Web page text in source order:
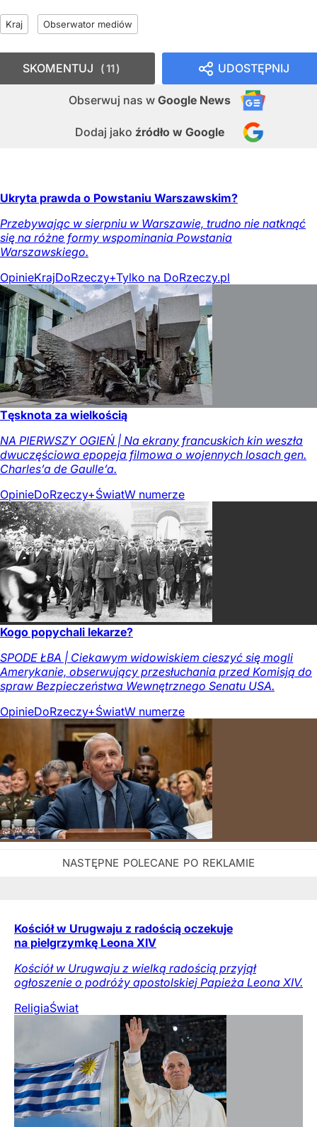
Kraj Obserwator mediów
UDOSTĘPNIJ
Obserwuj nas w Google News
Dodaj jako źródło w Google
SKOMENTUJ 11
Ukryta prawda o Powstaniu Warszawskim?
Przebywając w sierpniu w Warszawie, trudno nie natknąć
się na różne formy wspominania Powstania
Warszawskiego.
OpinieKrajDoRzeczy+Tylko na DoRzeczy.pl
Tęsknota za wielkością
NA PIERWSZY OGIEŃ | Na ekrany francuskich kin weszła
dwuczęściowa epopeja filmowa o wojennych losach gen.
Charles’a de Gaulle’a.
OpinieDoRzeczy+ŚwiatW numerze
Kogo popychali lekarze?
SPODE ŁBA | Ciekawym widowiskiem cieszyć się mogli
Amerykanie, obserwujący przesłuchania przed Komisją do
spraw Bezpieczeństwa Wewnętrznego Senatu USA.
OpinieDoRzeczy+ŚwiatW numerze
Kościół w Urugwaju z radością oczekuje
na pielgrzymkę Leona XIV
Kościół w Urugwaju z wielką radością przyjął
ogłoszenie o podróży apostolskiej Papieża Leona XIV.
ReligiaŚwiat